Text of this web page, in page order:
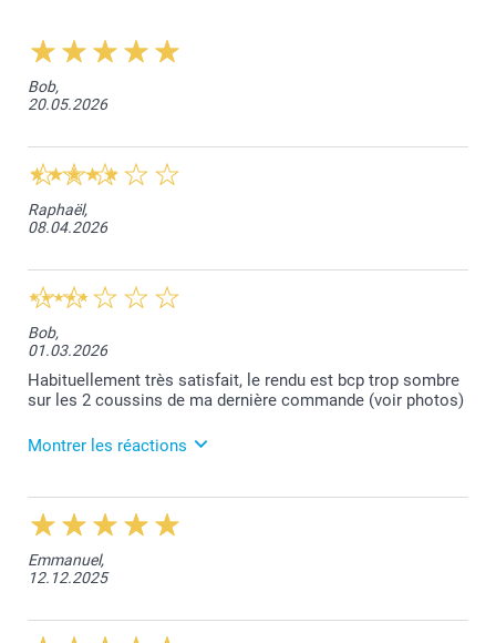
Bob,
20.05.2026
Raphaël,
08.04.2026
Bob,
01.03.2026
Habituellement très satisfait, le rendu est bcp trop sombre
sur les 2 coussins de ma dernière commande (voir photos)
Montrer les réactions
06.03.2026
Chère Madame, Cher Monsieur, nous sommes
désolés que la commande ne corresponde pas à vos
attentes. Veuillez prendre contact avec notre service
client : service.fr@smartphoto.ch, afin que nous
vous avez rencontré et trouver une solution.
Emmanuel,
12.12.2025